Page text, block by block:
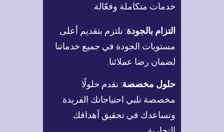
خدمات متكاملة وفعّالة.
التزام بالجودة: نلتزم بتقديم أعلى
مستويات الجودة في جميع خدماتنا
لضمان رضا عملائنا.
حلول مخصصة: نقدم حلولًا
مخصصة تلبي احتياجاتك الفريدة
وتساعدك في تحقيق أهدافك